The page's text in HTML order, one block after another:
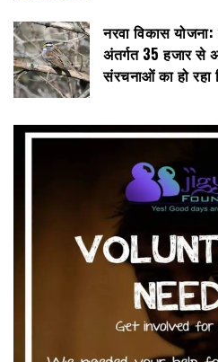
नरवा विकास
अंतर्गत 35 हजार से
संरचनाओं का हो रहा